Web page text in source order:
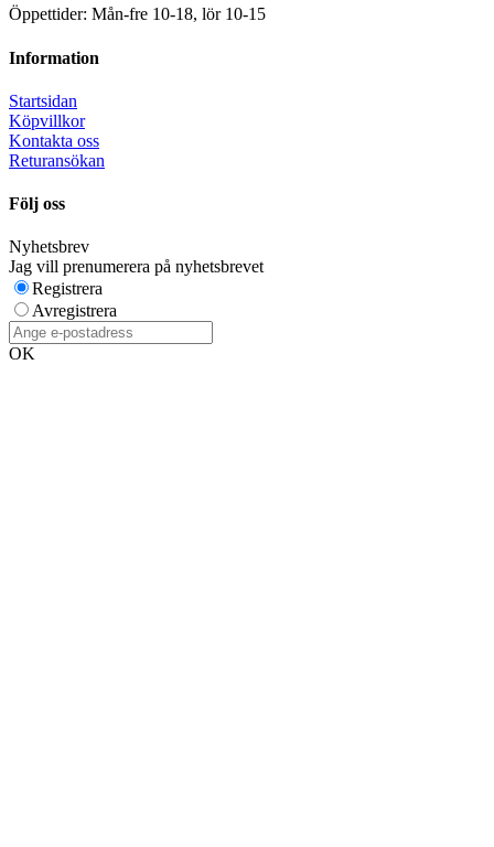
Öppettider: Mån-fre 10-18, lör 10-15
Information
Startsidan
Köpvillkor
Kontakta oss
Returansökan
Följ oss
Nyhetsbrev
Jag vill prenumerera på nyhetsbrevet
Registrera
Avregistrera
OK